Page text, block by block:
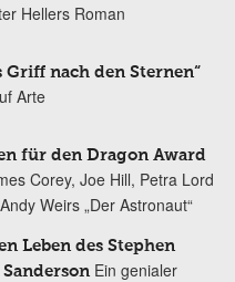
Hellers Roman
Griff nach den Sternen“
Arte
für den Dragon Award
Corey, Joe Hill, Petra Lord
Weirs „Der Astronaut“
Leben des Stephen
Ein genialer